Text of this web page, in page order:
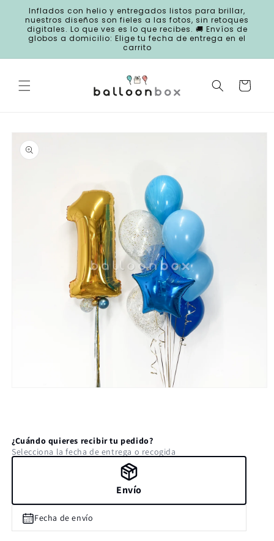
directamente
al contenido
Inflados con helio y entregados listos para brillar,
nuestros diseños son fieles a las fotos, sin retoques
digitales. Lo que ves es lo que recibes. 🚚 Envíos de
globos a domicilio: Elige tu fecha de entrega en el
carrito
Carrito
directamente
a la
información
una
ventana
modal
¿Cuándo quieres recibir tu pedido?
Selecciona la fecha de entrega o recogida
Envío
Fecha de envío